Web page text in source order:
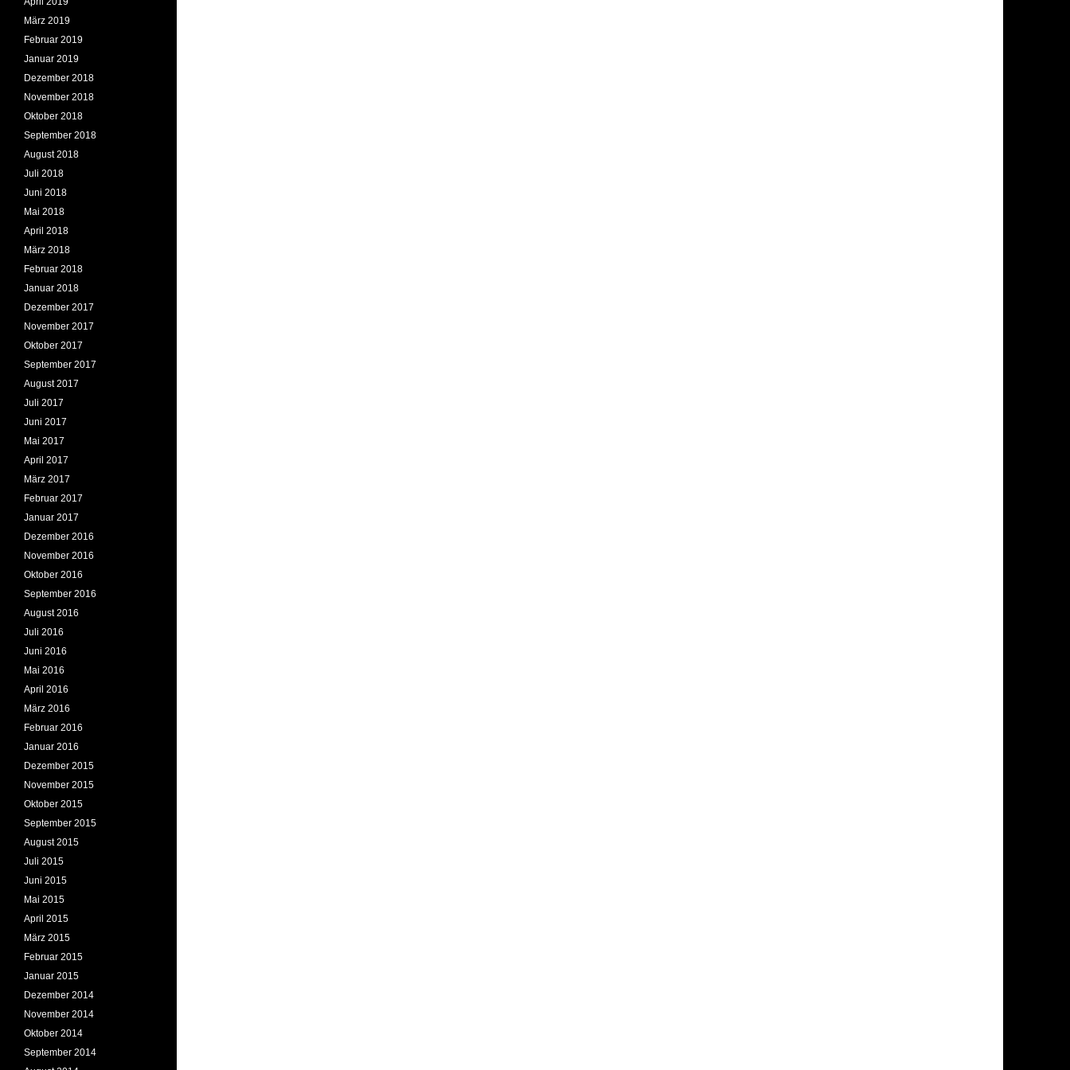
März 2019
Februar 2019
Januar 2019
Dezember 2018
November 2018
Oktober 2018
September 2018
August 2018
Juli 2018
Juni 2018
Mai 2018
April 2018
März 2018
Februar 2018
Januar 2018
Dezember 2017
November 2017
Oktober 2017
September 2017
August 2017
Juli 2017
Juni 2017
Mai 2017
April 2017
März 2017
Februar 2017
Januar 2017
Dezember 2016
November 2016
Oktober 2016
September 2016
August 2016
Juli 2016
Juni 2016
Mai 2016
April 2016
März 2016
Februar 2016
Januar 2016
Dezember 2015
November 2015
Oktober 2015
September 2015
August 2015
Juli 2015
Juni 2015
Mai 2015
April 2015
März 2015
Februar 2015
Januar 2015
Dezember 2014
November 2014
Oktober 2014
September 2014